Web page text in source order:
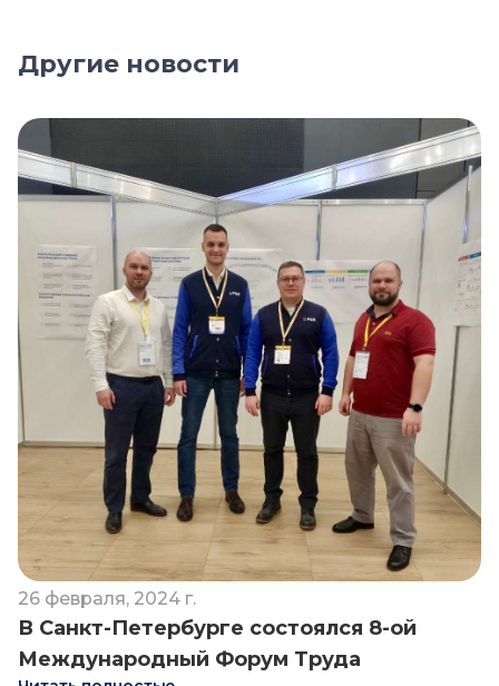
Другие новости
26 февраля, 2024 г.
В Санкт-Петербурге состоялся 8-ой
Международный Форум Труда